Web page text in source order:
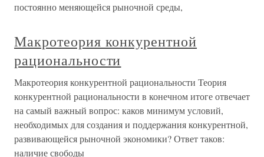
постоянно меняющейся рыночной среды,
Макротеория конкурентной
рациональности
Макротеория конкурентной рациональности Теория
конкурентной рациональности в конечном итоге отвечает
на самый важный вопрос: каков минимум условий,
необходимых для создания и поддержания конкурентной,
развивающейся рыночной экономики? Ответ таков:
наличие свободы